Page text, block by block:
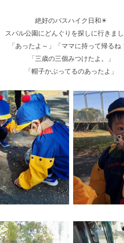
絶好のバスハイク日和☀
スバル公園にどんぐりを探しに行きま
「あったよ～」「ママに持って帰るね
「三歳の三個みつけたよ。」
「帽子かぶってるのあったよ」